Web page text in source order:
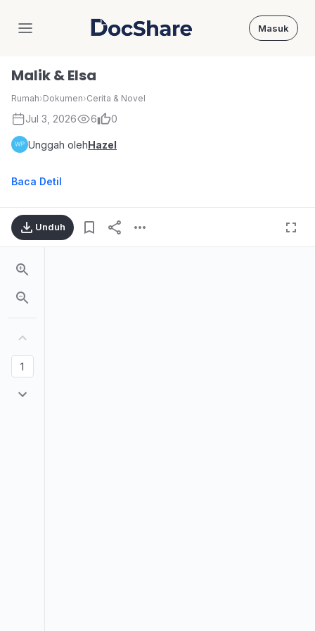
DocShare Masuk
Malik & Elsa
Rumah›Dokumen›Cerita & Novel
Jul 3, 2026 6 0
Unggah olehHazel
Baca Detil
Unduh